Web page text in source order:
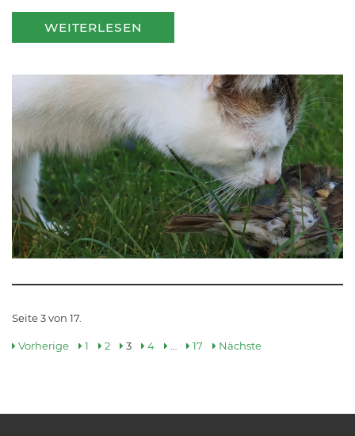
WEITERLESEN
Seite 3 von 17.
Vorherige 1 2 3 4 … 17 Nächste